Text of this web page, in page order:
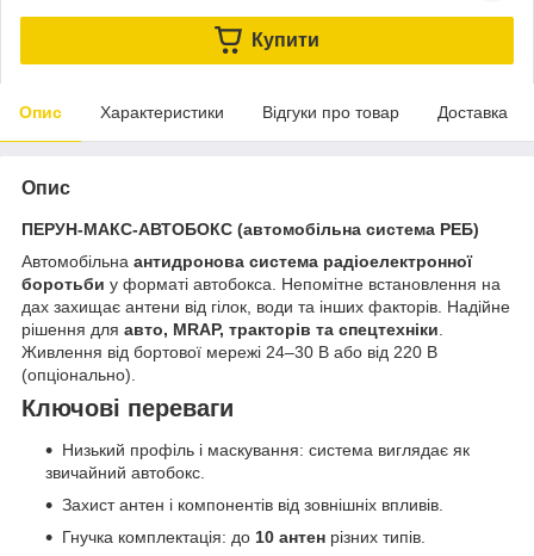
Купити
Опис Характеристики Відгуки про товар Доставка
Опис
ПЕРУН-МАКС-АВТОБОКС (автомобільна система РЕБ)
Автомобільна антидронова система радіоелектронної
боротьби у форматі автобокса. Непомітне встановлення на
дах захищає антени від гілок, води та інших факторів. Надійне
рішення для авто, MRAP, тракторів та спецтехніки
Живлення від бортової мережі 24–30 В або від 220 В
(опціонально).
Ключові переваги
Низький профіль і маскування: система виглядає як
звичайний автобокс.
Захист антен і компонентів від зовнішніх впливів.
Гнучка комплектація: до 10 антен різних типів.